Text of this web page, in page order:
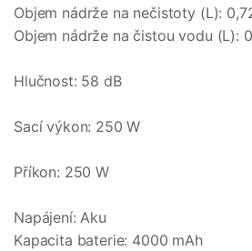
Objem nádrže na nečistoty (L):
Objem nádrže na čistou vodu (L):
Hlučnost: 58 dB
Sací výkon: 250 W
Příkon: 250 W
Napájení: Aku
Kapacita baterie: 4000 mAh